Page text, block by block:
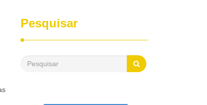
Pesquisar